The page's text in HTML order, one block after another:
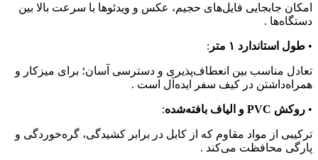
امکان جابجایی فایل‌های حجیم، عکس و ویدئوها با سرعت بالا بین
دستگاه‌ها .
• طول استاندارد ۱ متر :
تعادل مناسب بین انعطاف‌پذیری و دسترسی آسان؛ برای میزکار و
همراه‌داشتن در کیف سفر ایده‌آل است .
• روکش PVC و الیاف بافته‌شده :
ترکیبی از مواد مقاوم که از کابل در برابر کشیدگی، گره‌خوردگی و
پارگی محافظت می‌کند .